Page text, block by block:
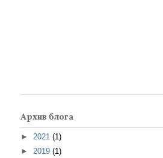
Архив блога
► 2021 (1)
► 2019 (1)